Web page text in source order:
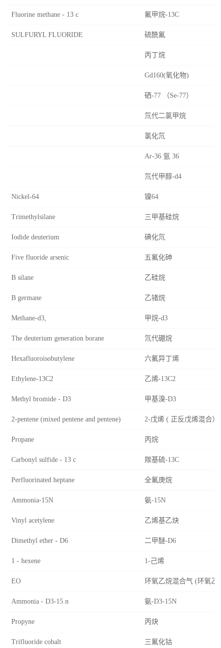
Fluorine methane - 13 c 氟甲烷-13C
SULFURYL FLUORIDE 硫酰氟
丙丁烷
Gd160(氧化物)
硒-77 （Se-77）
氘代二氯甲烷
氯化氘
Ar-36 氩 36
氘代甲醇-d4
Nickel-64 镍64
Trimethylsilane 三甲基硅烷
Iodide deuterium 碘化氘
Five fluoride arsenic 五氟化砷
B silane 乙硅烷
B germane 乙锗烷
Methane-d3, 甲烷-d3
The deuterium generation borane 氘代硼烷
Hexafluoroisobutylene 六氟异丁烯
Ethylene-13C2 乙烯-13C2
Methyl bromide - D3 甲基溴-D3
2-pentene (mixed pentene and pentene) 2-戊烯 ( 正反戊烯混合）
Propane 丙烷
Carbonyl sulfide - 13 c 羰基硫-13C
Perfluorinated heptane 全氟庚烷
Ammonia-15N 氨-15N
Vinyl acetylene 乙烯基乙炔
Dimethyl ether - D6 二甲醚-D6
1 - hexene 1-己烯
EO 环氧乙烷混合气 (环氧乙
Ammonia - D3-15 n 氨-D3-15N
Propyne 丙炔
Trifluoride cobalt 三氟化钴